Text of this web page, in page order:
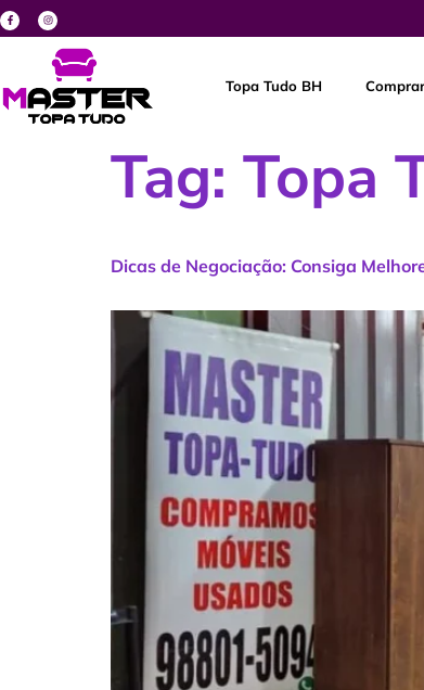
Topa Tudo BH
Tag: Topa
Dicas de Negociação: Consiga